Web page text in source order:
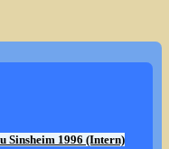
Sinsheim 1996 (Intern)